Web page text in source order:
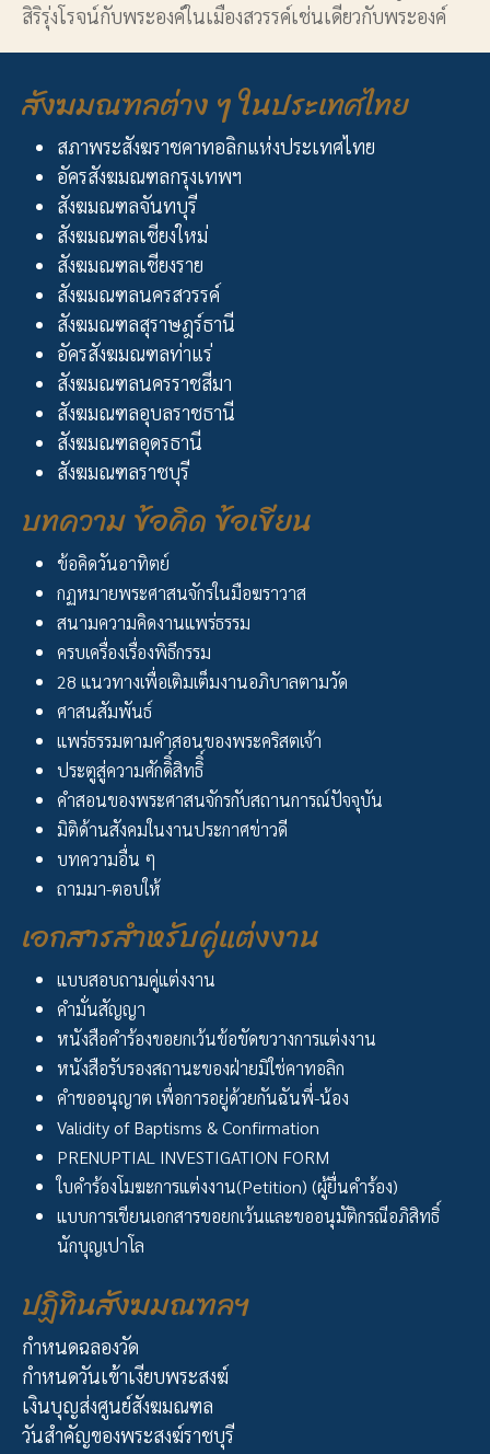
สิริรุ่งโรจน์กับพระองค์ในเมืองสวรรค์เช่นเดียวกับพระองค์
สังฆมณฑลต่าง ๆ ในประเทศไทย
สภาพระสังฆราชคาทอลิกแห่งประเทศไทย
อัครสังฆมณฑลกรุงเทพฯ
สังฆมณฑลจันทบุรี
สังฆมณฑลเชียงใหม่
สังฆมณฑลเชียงราย
สังฆมณฑลนครสวรรค์
สังฆมณฑลสุราษฎร์ธานี
อัครสังฆมณฑลท่าแร่
สังฆมณฑลนครราชสีมา
สังฆมณฑลอุบลราชธานี
สังฆมณฑลอุดรธานี
สังฆมณฑลราชบุรี
บทความ ข้อคิด ข้อเขียน
ข้อคิดวันอาทิตย์
กฏหมายพระศาสนจักรในมือฆราวาส
สนามความคิดงานแพร่ธรรม
ครบเครื่องเรื่องพิธีกรรม
28 แนวทางเพื่อเติมเต็มงานอภิบาลตามวัด
ศาสนสัมพันธ์
แพร่ธรรมตามคำสอนของพระคริสตเจ้า
ประตูสู่ความศักดิิ์สิทธิิ์
คำสอนของพระศาสนจักรกับสถานการณ์ปัจจุบัน
มิติด้านสังคมในงานประกาศข่าวดี
บทความอื่น ๆ
ถามมา-ตอบให้
เอกสารสำหรับคู่แต่งงาน
แบบสอบถามคู่แต่งงาน
คำมั่นสัญญา
หนังสือคำร้องขอยกเว้นข้อขัดขวางการแต่งงาน
หนังสือรับรองสถานะของฝ่ายมิใช่คาทอลิก
คำขออนุญาต เพื่อการอยู่ด้วยกันฉันพี่-น้อง
Validity of Baptisms & Confirmation
PRENUPTIAL INVESTIGATION FORM
ใบคำร้องโมฆะการแต่งงาน(Petition) (ผู้ยื่นคำร้อง)
แบบการเขียนเอกสารขอยกเว้นและขออนุมัติกรณีอภิสิทธิ์
นักบุญเปาโล
ปฏิทินสังฆมณฑลฯ
กำหนดฉลองวัด
กำหนดวันเข้าเงียบพระสงฆ์
เงินบุญส่งศูนย์สังฆมณฑล
วันสำคัญของพระสงฆ์ราชบุรี